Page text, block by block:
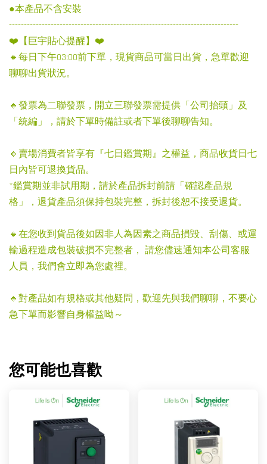
●本產品不含安裝
-----------------------------------------------------------------------------
❤️【巨宇貼心提醒】❤️
🔸每日下午03:00前下單，現貨商品可當日出貨，急單歡迎
聊聊出貨狀況。
🔸發票為二聯發票，開立三聯發票需提供「公司抬頭」及
「統編」，請於下單時備註或者下單後聊聊告知。
🔸賣場消費者皆享有『七日鑑賞期』之權益，商品收貨日七
日內皆可退換貨品。
*鑑賞期並非試用期，請於產品拆封前請「確認產品規
格」，退貨產品須保持包裝完整，拆封後恕不接受退貨。
🔸在您收到貨品後如因非人為因素之商品損毀、刮傷、或運
輸過程造成包裝破損不完整者， 請您儘速通知本公司客服
人員，我們會立即為您處裡。
🔹對產品如有規格或其他疑問，歡迎先與我們聊聊，不要心
急下單而影響自身權益呦～
您可能也喜歡